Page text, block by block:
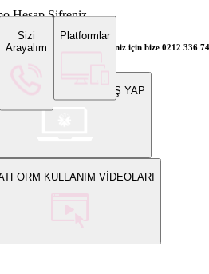
Sizi
Arayalım
Platformlar
Hesap Şifreniz
gerçek hesap açılış talepleriniz için bize 0212 336
PLATFORMUNA GİRİŞ YAP
KULLANIM VİDEOLARI